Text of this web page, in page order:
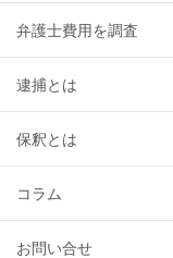
弁護士費用を調査
逮捕とは
保釈とは
コラム
お問い合せ